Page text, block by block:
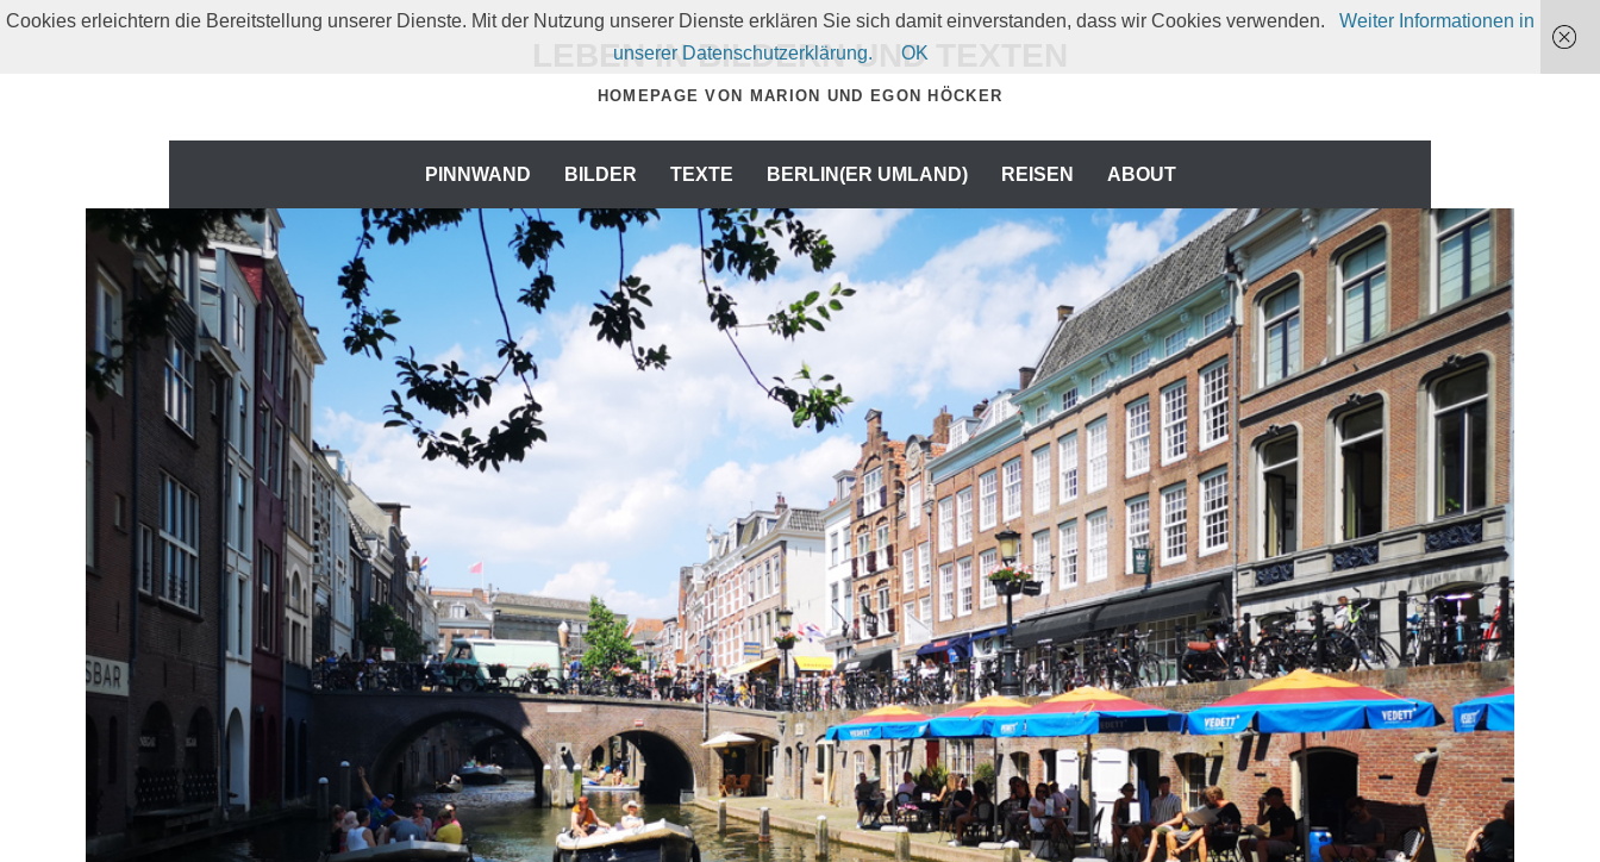
Zum
LEBEN IN BILDERN UND TEXTEN
HOMEPAGE VON MARION UND EGON HÖCKER
springen
PINNWAND BILDER TEXTE BERLIN(ER UMLAND) REISEN ABOUT
Cookies erleichtern die Bereitstellung unserer Dienste. Mit der Nutzung unserer Dienste erklären Sie sich damit einverstanden, dass wir Cookies verwenden.
Weiter Informationen in
unserer Datenschutzerklärung.
OK